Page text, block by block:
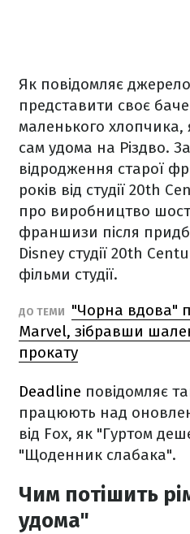
Як повідомляє
представити своє
маленького хлопчика,
сам удома на Різдво.
відродження старої
років від студії 20th
про виробництво
франшизи після
Disney студії 20th
фільми студії.
ДО ТЕМИ
"Чорна вдова"
Marvel, зібравши
прокату
Deadline повідомляє
працюють над
від Fox, як "Гуртом
"Щоденник слабака".
Чим потішить
удома"